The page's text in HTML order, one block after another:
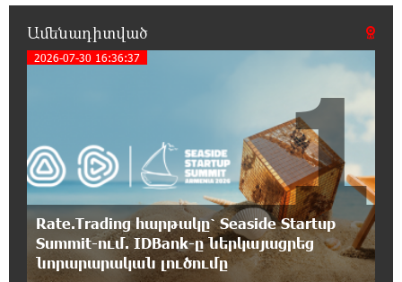
20:12:40 5-08-2026
թշնամության, այլ բարեկամության հիմքը. Էդգար
19:57:06 5-08-2026
Պեղումներ և նոր բացահայտում Հին
Խնձորեսկում
19:39:55 5-08-2026
Ամենադիտված
2026-07-30 16:36:37
Rate.Trading հարթակը՝ Seaside Startup
Summit-ում. IDBank-ը ներկայացրեց
նորարարական լուծումը
1